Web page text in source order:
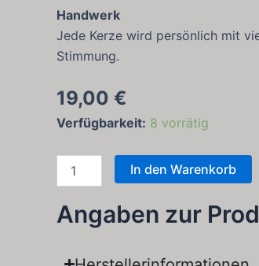
Handwerk
Jede Kerze wird persönlich mit
Stimmung.
19,00 €
Verfügbarkeit: 8 vorrätig
Duftkerze
kubanischer
In den Warenkorb
Angaben zur